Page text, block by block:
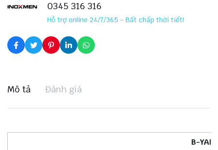
0345 316 316
Hỗ trợ online 24/7/365 - Bất chấp thời tiết!
Mô tả Đánh giá
B-YAB